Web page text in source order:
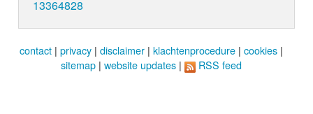
13364828
contact | privacy | disclaimer | klachtenprocedure | cookies |
sitemap | website updates | RSS feed